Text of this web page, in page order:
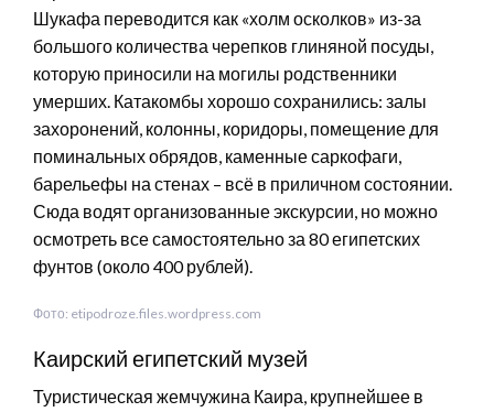
Шукафа переводится как «холм осколков» из-за
большого количества черепков глиняной посуды,
которую приносили на могилы родственники
умерших. Катакомбы хорошо сохранились: залы
захоронений, колонны, коридоры, помещение для
поминальных обрядов, каменные саркофаги,
барельефы на стенах – всё в приличном состоянии.
Сюда водят организованные экскурсии, но можно
осмотреть все самостоятельно за 80 египетских
фунтов (около 400 рублей).
Фото: etipodroze.files.wordpress.com
Каирский египетский музей
Туристическая жемчужина Каира, крупнейшее в